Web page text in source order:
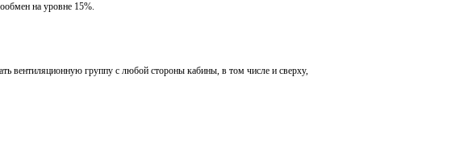
на уровне 15%.
вентиляционную группу с любой стороны кабины, в том числе и сверху,